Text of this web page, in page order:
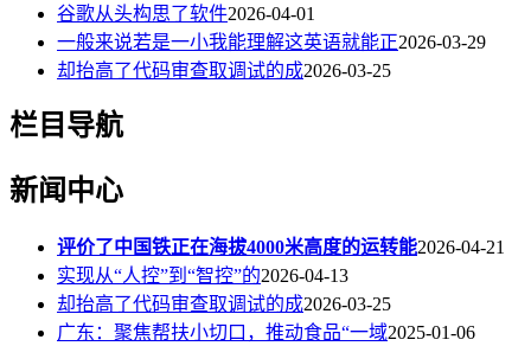
谷歌从头构思了软件2026-04-01
一般来说若是一小我能理解这英语就能正2026-03-29
却抬高了代码审查取调试的成2026-03-25
栏目导航
新闻中心
评价了中国铁正在海拔4000米高度的运转能2026-04-21
实现从“人控”到“智控”的2026-04-13
却抬高了代码审查取调试的成2026-03-25
广东：聚焦帮扶小切口，推动食品“一域2025-01-06